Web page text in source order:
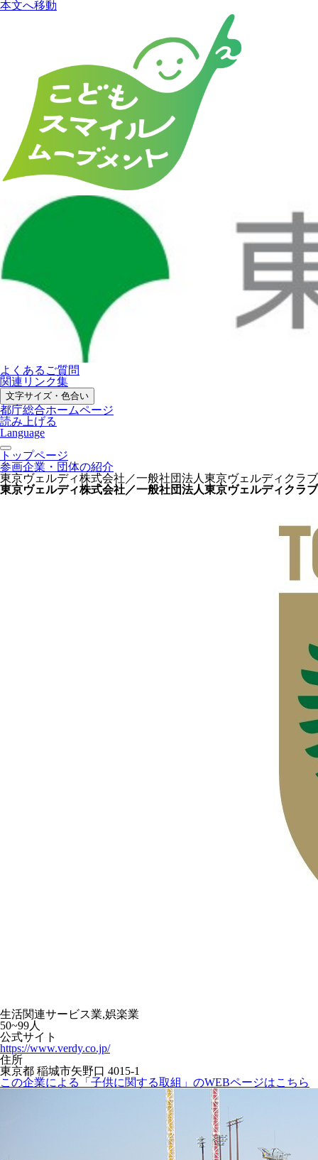
本文へ移動
よくあるご質問
関連リンク集
文字サイズ・色合い
都庁総合ホームページ
読み上げる
Language
トップページ
参画企業・団体の紹介
東京ヴェルディ株式会社／一般社団法人東京ヴェルディクラブ
東京ヴェルディ株式会社／一般社団法人東京ヴェルディクラブ
生活関連サービス業,娯楽業
50~99人
公式サイト
https://www.verdy.co.jp/
住所
東京都 稲城市矢野口 4015-1
この企業による「子供に関する取組」のWEBページはこちら